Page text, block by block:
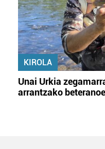
KIROLA
Unai Urkia
arrantzako